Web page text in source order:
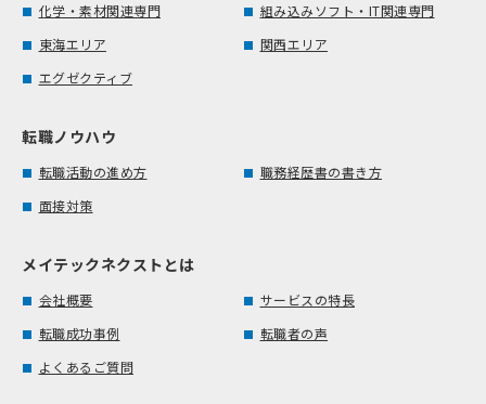
化学・素材関連専門
組み込みソフト・IT関連専門
東海エリア
関西エリア
エグゼクティブ
転職ノウハウ
転職活動の進め方
職務経歴書の書き方
面接対策
メイテックネクストとは
会社概要
サービスの特長
転職成功事例
転職者の声
よくあるご質問